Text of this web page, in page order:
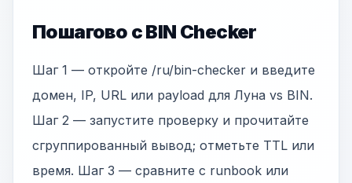
Пошагово с BIN Checker
Шаг 1 — откройте /ru/bin-checker и введите
домен, IP, URL или payload для Луна vs BIN.
Шаг 2 — запустите проверку и прочитайте
сгруппированный вывод; отметьте TTL или
время. Шаг 3 — сравните с runbook или